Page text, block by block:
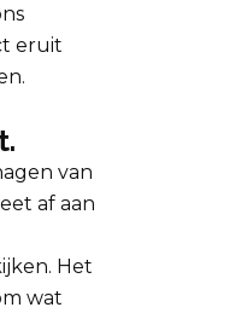
eruit
van
af aan
Het
wat